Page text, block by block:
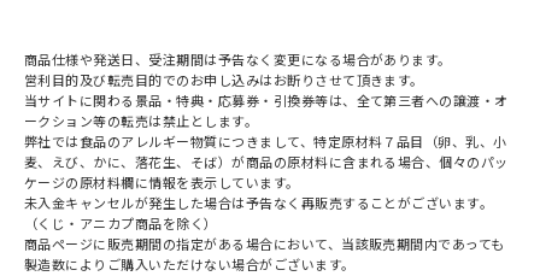
商品仕様や発送日、受注期間は予告なく変更になる場合があります。
営利目的及び転売目的でのお申し込みはお断りさせて頂きます。
当サイトに関わる景品・特典・応募券・引換券等は、全て第三者への譲渡・オ
ークション等の転売は禁止とします。
弊社では食品のアレルギー物質につきまして、特定原材料７品目（卵、乳、小
麦、えび、かに、落花生、そば）が商品の原材料に含まれる場合、個々のパッ
ケージの原材料欄に情報を表示しています。
未入金キャンセルが発生した場合は予告なく再販売することがございます。
（くじ・アニカプ商品を除く）
商品ページに販売期間の指定がある場合において、当該販売期間内であっても
製造数によりご購入いただけない場合がございます。